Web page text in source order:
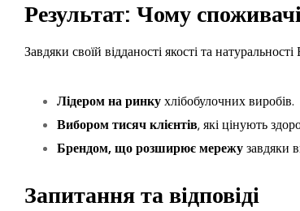
Результат: Чому
Завдяки своїй відданості якості та
Лідером на ринкухлібобулочних виробів.
Вибором тисяч клієнтів, які цінують
Брендом, що розширює мережузавдяки
Запитання та відповіді